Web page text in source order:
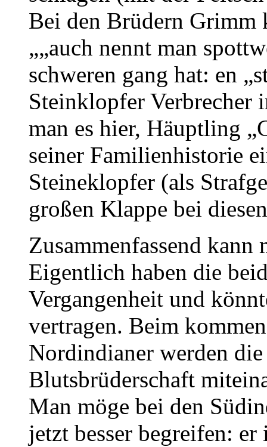
Bei den Brüdern Grimm
„„auch nennt man
schweren gang hat: en
Steinklopfer Verbrecher
man es hier, Häuptling
seiner Familienhistorie
Steineklopfer (als
großen Klappe bei
Zusammenfassend kann
Eigentlich haben die
Vergangenheit und
vertragen. Beim
Nordindianer werden
Blutsbrüderschaft
Man möge bei den
jetzt besser begreifen: